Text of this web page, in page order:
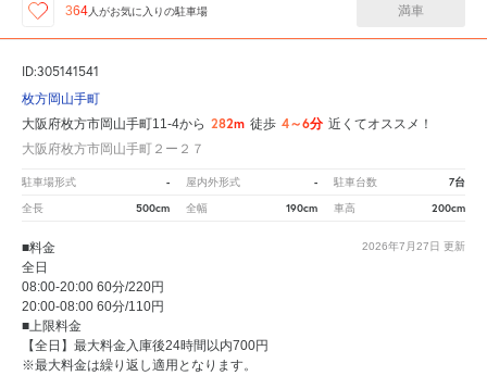
364人がお気に入りの駐車場 満車
ID:305141541
枚方岡山手町
大阪府枚方市岡山手町11-4から 282m 徒歩 4～6分 近くてオススメ！
大阪府枚方市岡山手町２ー２７
駐車場形式 - 屋内外形式 - 駐車台数 7台
全長 500cm 全幅 190cm 車高 200cm
2026年7月27日 更新
■料金
全日
08:00-20:00 60分/220円
20:00-08:00 60分/110円
■上限料金
【全日】最大料金入庫後24時間以内700円
※最大料金は繰り返し適用となります。